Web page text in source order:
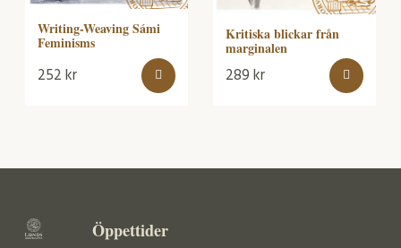
Writing-Weaving Sámi
Feminisms
252kr
Kritiska blickar från
marginalen
289kr
Öppettider